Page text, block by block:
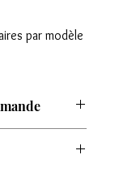
par modèle